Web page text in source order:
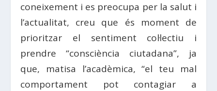
coneixement i es preocupa per la salut i
l’actualitat, creu que és moment de
prioritzar el sentiment col·lectiu i
prendre “consciència ciutadana”, ja
que, matisa l’acadèmica, “el teu mal
comportament pot contagiar a